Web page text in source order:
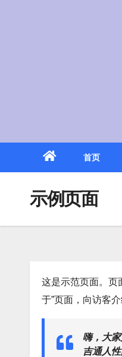
首页
示例页面
这是示范页面。页
于”页面，向访客
嗨，大
吉通人